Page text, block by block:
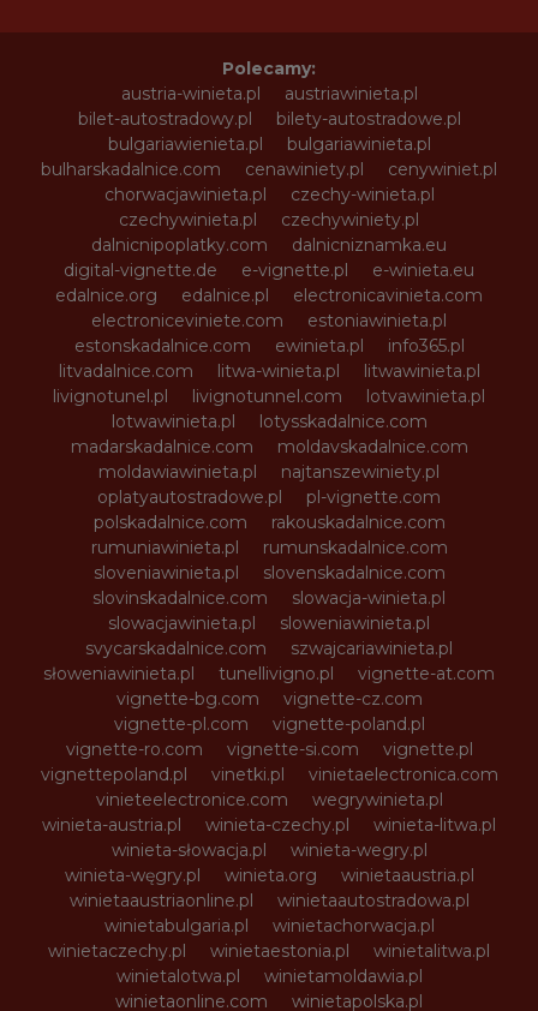
Polecamy:
austria-winieta.pl
austriawinieta.pl
bilet-autostradowy.pl
bilety-autostradowe.pl
bulgariawienieta.pl
bulgariawinieta.pl
bulharskadalnice.com
cenawiniety.pl
cenywiniet.pl
chorwacjawinieta.pl
czechy-winieta.pl
czechywinieta.pl
czechywiniety.pl
dalnicnipoplatky.com
dalnicniznamka.eu
digital-vignette.de
e-vignette.pl
e-winieta.eu
edalnice.org
edalnice.pl
electronicavinieta.com
electroniceviniete.com
estoniawinieta.pl
estonskadalnice.com
ewinieta.pl
info365.pl
litvadalnice.com
litwa-winieta.pl
litwawinieta.pl
livignotunel.pl
livignotunnel.com
lotvawinieta.pl
lotwawinieta.pl
lotysskadalnice.com
madarskadalnice.com
moldavskadalnice.com
moldawiawinieta.pl
najtanszewiniety.pl
oplatyautostradowe.pl
pl-vignette.com
polskadalnice.com
rakouskadalnice.com
rumuniawinieta.pl
rumunskadalnice.com
sloveniawinieta.pl
slovenskadalnice.com
slovinskadalnice.com
slowacja-winieta.pl
slowacjawinieta.pl
sloweniawinieta.pl
svycarskadalnice.com
szwajcariawinieta.pl
słoweniawinieta.pl
tunellivigno.pl
vignette-at.com
vignette-bg.com
vignette-cz.com
vignette-pl.com
vignette-poland.pl
vignette-ro.com
vignette-si.com
vignette.pl
vignettepoland.pl
vinetki.pl
vinietaelectronica.com
vinieteelectronice.com
wegrywinieta.pl
winieta-austria.pl
winieta-czechy.pl
winieta-litwa.pl
winieta-słowacja.pl
winieta-wegry.pl
winieta-węgry.pl
winieta.org
winietaaustria.pl
winietaaustriaonline.pl
winietaautostradowa.pl
winietabulgaria.pl
winietachorwacja.pl
winietaczechy.pl
winietaestonia.pl
winietalitwa.pl
winietalotwa.pl
winietamoldawia.pl
winietaonline.com
winietapolska.pl